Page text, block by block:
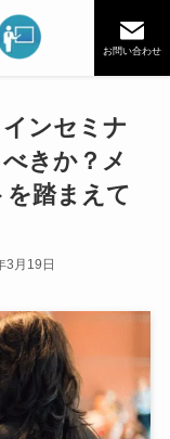
お問い合わせ
インセミナ
きか？メ
を踏まえて
3月19日